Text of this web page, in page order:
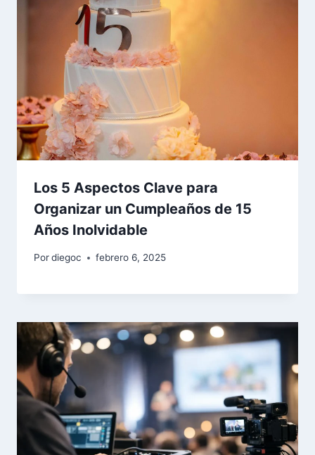
Los 5 Aspectos Clave para
Organizar un Cumpleaños de 15
Años Inolvidable
Pordiegoc febrero 6, 2025